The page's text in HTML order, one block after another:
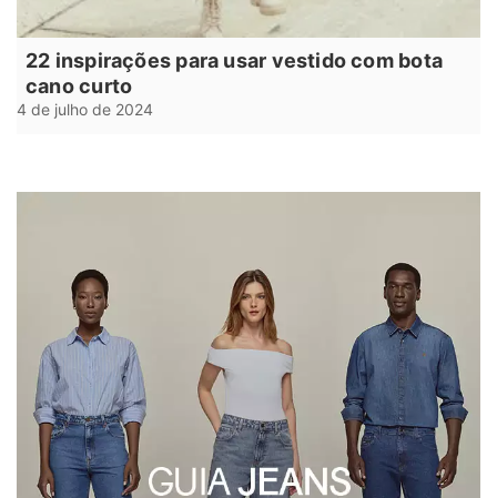
22 inspirações para usar vestido com bota
cano curto
4 de julho de 2024